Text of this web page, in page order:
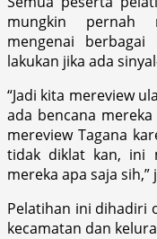
mungkin pernah
mengenai
lakukan jika ada
“Jadi kita mereview
ada bencana
mereview Tagana
tidak diklat kan, ini
mereka apa saja sih,”
Pelatihan ini dihadiri
kecamatan dan